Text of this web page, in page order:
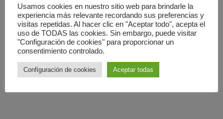
Eventos
DIC
12
2025
MAR
12
2025
Usamos cookies en nuestro sitio web para brindarle la
experiencia más relevante recordando sus preferencias y
visitas repetidas. Al hacer clic en "Aceptar todo", acepta el
uso de TODAS las cookies. Sin embargo, puede visitar
"Configuración de cookies" para proporcionar un
consentimiento controlado.
Configuración de cookies Aceptar todas